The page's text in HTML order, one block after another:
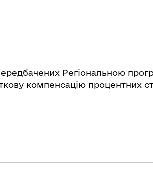
Регіональною
компенсацію процентних